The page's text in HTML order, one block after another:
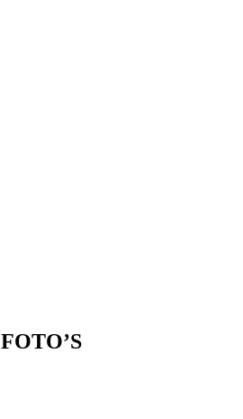
FOTO’S